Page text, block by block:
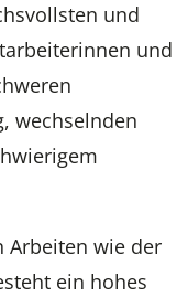
und
und
wechselnden
Arbeiten wie der
ein hohes